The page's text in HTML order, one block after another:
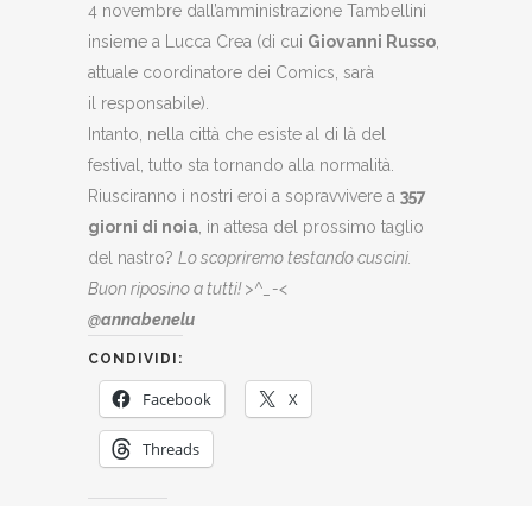
4 novembre dall’amministrazione Tambellini
insieme a Lucca Crea (di cui Giovanni Russo
attuale coordinatore dei Comics, sarà
il
responsabile).
Intanto, nella città che esiste al di là del
festival, tutto sta tornando alla normalità.
Riusciranno i nostri eroi a sopravvivere a 357
giorni di noia , in attesa del prossimo taglio
del nastro? Lo scopriremo testando cuscini.
Buon riposino a tutti! >^_-<
@annabenelu
CONDIVIDI:
Facebook X
Threads